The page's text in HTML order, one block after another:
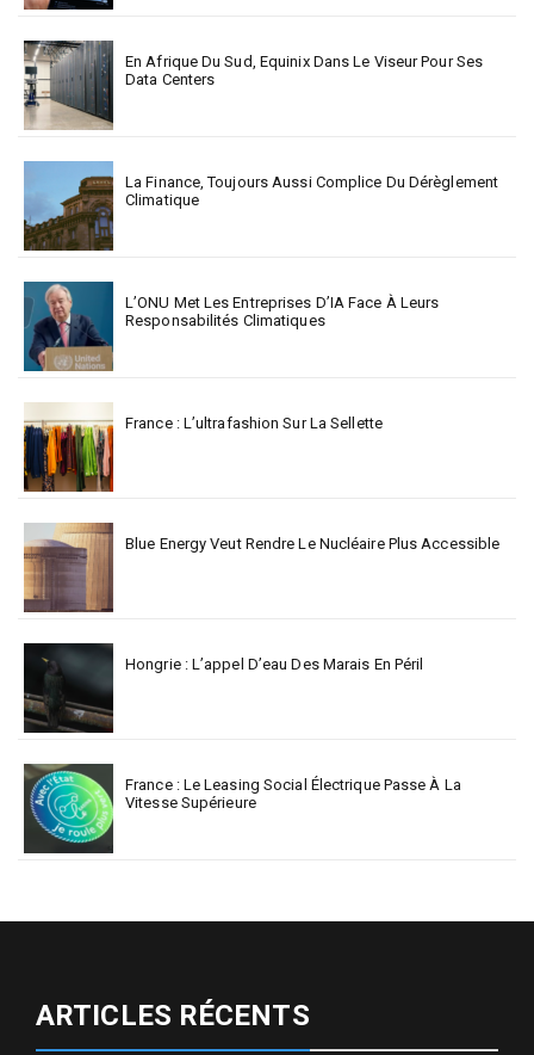
En Afrique Du Sud, Equinix Dans Le Viseur Pour Ses
Data Centers
La Finance, Toujours Aussi Complice Du Dérèglement
Climatique
L’ONU Met Les Entreprises D’IA Face À Leurs
Responsabilités Climatiques
France : L’ultrafashion Sur La Sellette
Blue Energy Veut Rendre Le Nucléaire Plus Accessible
Hongrie : L’appel D’eau Des Marais En Péril
France : Le Leasing Social Électrique Passe À La
Vitesse Supérieure
ARTICLES RÉCENTS